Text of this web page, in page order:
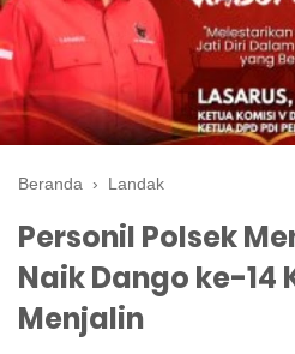
Beranda › Landak
Personil Polsek
Naik Dango ke-14
Menjalin